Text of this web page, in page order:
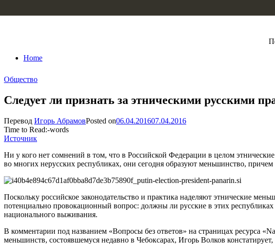
Home
Общество
Следует ли признать за этническими русскими
Перевод Игорь АбрамовPosted on06.04.201607.04.2016
Time to Read:-words
Источник
Ни у кого нет сомнений в том, что в Российской Федерации в целом
во многих нерусских республиках, они сегодня образуют меньшинство,
Поскольку российское законодательство и практика наделяют этнические
потенциально провокационный вопрос: должны ли русские в этих
национального выживания.
В комментарии под названием «Вопросы без ответов» на страницах ресурса
меньшинств, состоявшемуся недавно в Чебоксарах, Игорь Волков